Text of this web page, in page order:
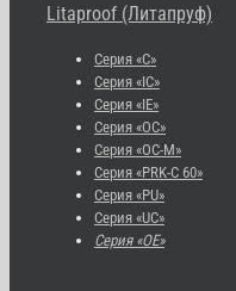
Litaproof (Литапруф)
Серия «С»
Серия «IC»
Серия «IE»
Серия «OC»
Серия «OC-M»
Серия «PRK-C 60»
Серия «PU»
Серия «UC»
Серия «OE»